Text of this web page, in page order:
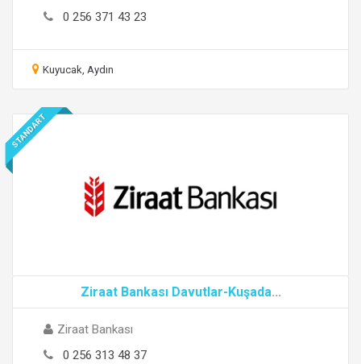
0 256 371 43 23
Kuyucak, Aydın
STANDART
Ziraat Bankası Davutlar-Kuşada...
Ziraat Bankası
0 256 313 48 37